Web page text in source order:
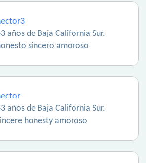
años de Baja California Sur.
sincero amoroso
años de Baja California Sur.
honesty amoroso